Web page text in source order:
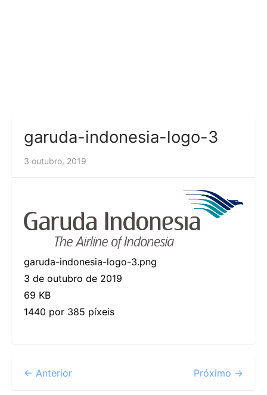
garuda-indonesia-logo-3
3 outubro, 2019
garuda-indonesia-logo-3.png
3 de outubro de 2019
69 KB
1440 por 385 píxeis
← Anterior Próximo →